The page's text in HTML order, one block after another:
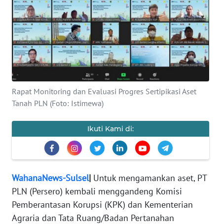
Rapat Monitoring dan Evaluasi Progres Sertipikasi Aset
Tanah PLN (Foto: Istimewa)
Ikuti Kami di:
WahanaNews-Sulsel| Untuk mengamankan aset, PT
PLN (Persero) kembali menggandeng Komisi
Pemberantasan Korupsi (KPK) dan Kementerian
Agraria dan Tata Ruang/Badan Pertanahan
BERITA
KONTAK
KAMI
INFO
IKLAN
TENTANG
SIBER
REDAKSI
KARIR